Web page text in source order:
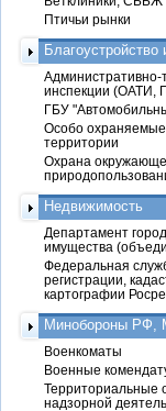
Птичьи рынки
Благоустройство
Административно-
инспекции (ОАТИ,
ГБУ
Особо
территории
Охрана
Недвижимость
Департамент
имущества
Федеральная
регистрации,
картографии
Минобороны РФ,
Военкоматы
Военные
Территориальные
надзорной